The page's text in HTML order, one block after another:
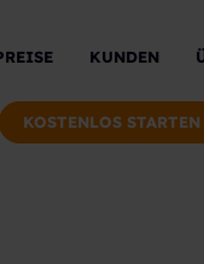
KUNDEN
KOSTENLOS STARTEN